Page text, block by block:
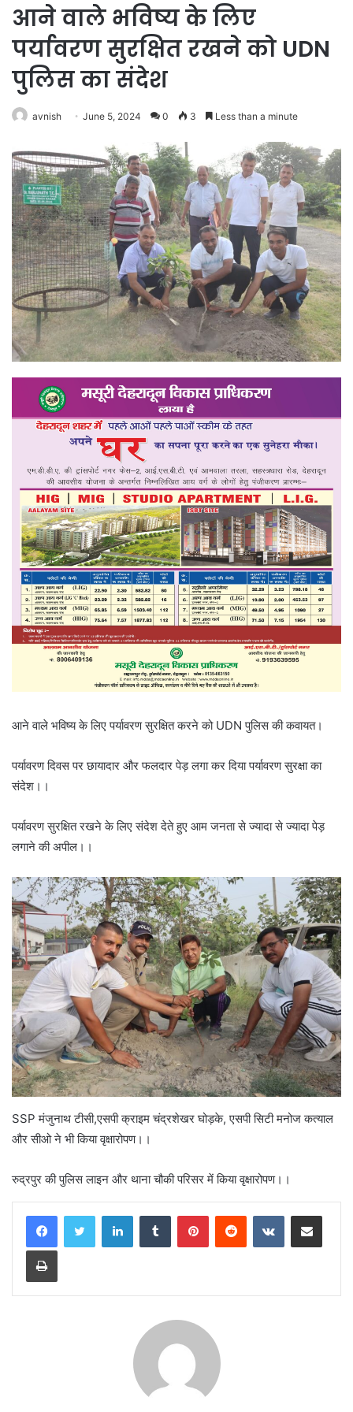
आने वाले भविष्य के लिए
पर्यावरण सुरक्षित रखने को UDN
पुलिस का संदेश
avnish June 5, 2024 0 3 Less than a minute
आने वाले भविष्य के लिए पर्यावरण सुरक्षित करने को UDN पुलिस की कवायत।
पर्यावरण दिवस पर छायादार और फलदार पेड़ लगा कर दिया पर्यावरण सुरक्षा का
संदेश।।
पर्यावरण सुरक्षित रखने के लिए संदेश देते हुए आम जनता से ज्यादा से ज्यादा पेड़
लगाने की अपील।।
SSP मंजुनाथ टीसी,एसपी क्राइम चंद्रशेखर घोड़के, एसपी सिटी मनोज कत्याल
और सीओ ने भी किया वृक्षारोपण।।
रुद्रपुर की पुलिस लाइन और थाना चौकी परिसर में किया वृक्षारोपण।।
LinkedInTumblr PinterestReddit VKontakteShare via Email
Print